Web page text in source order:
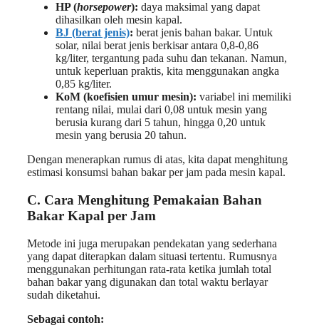
HP (horsepower): daya maksimal yang dapat
dihasilkan oleh mesin kapal.
BJ (berat jenis): berat jenis bahan bakar. Untuk
solar, nilai berat jenis berkisar antara 0,8-0,86
kg/liter, tergantung pada suhu dan tekanan. Namun,
untuk keperluan praktis, kita menggunakan angka
0,85 kg/liter.
KoM (koefisien umur mesin): variabel ini memiliki
rentang nilai, mulai dari 0,08 untuk mesin yang
berusia kurang dari 5 tahun, hingga 0,20 untuk
mesin yang berusia 20 tahun.
Dengan menerapkan rumus di atas, kita dapat menghitung
estimasi konsumsi bahan bakar per jam pada mesin kapal.
C. Cara Menghitung Pemakaian Bahan
Bakar Kapal per Jam
Metode ini juga merupakan pendekatan yang sederhana
yang dapat diterapkan dalam situasi tertentu. Rumusnya
menggunakan perhitungan rata-rata ketika jumlah total
bahan bakar yang digunakan dan total waktu berlayar
sudah diketahui.
Sebagai contoh: